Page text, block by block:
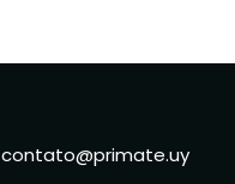
contato@primate.uy